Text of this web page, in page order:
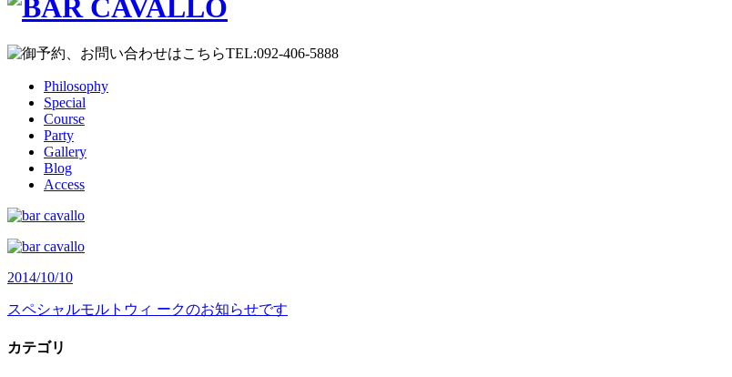
Philosophy
Special
Course
Party
Gallery
Blog
Access
2014/10/10
スペシャルモルトウィ ークのお知らせです
カテゴリ